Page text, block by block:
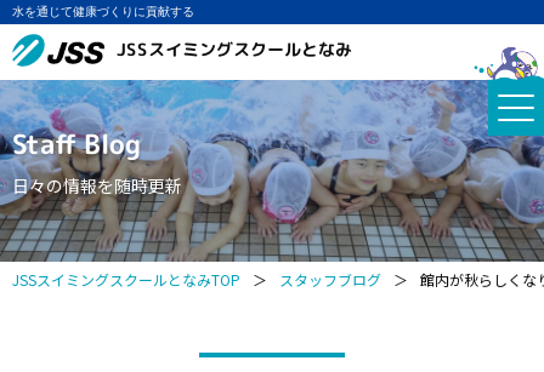
水を通じて健康づくりに貢献する
JSSスイミングスクールとなみ
Staff Blog
日々の情報を随時更新
JSSスイミングスクールとなみTOP ＞ スタッフブログ ＞ 館内が秋らしくな